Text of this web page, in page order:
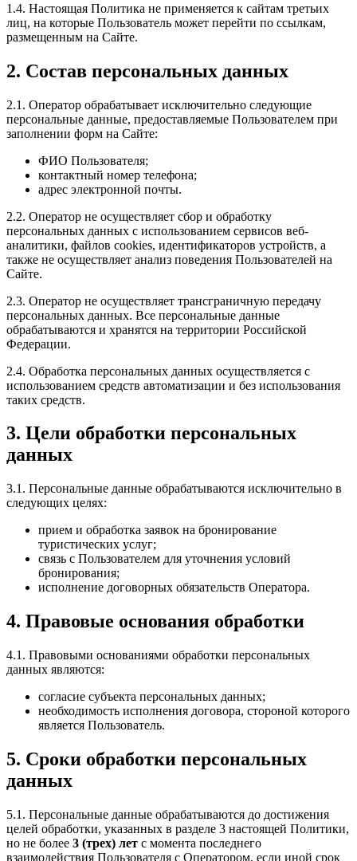
1.4. Настоящая Политика не применяется к сайтам третьих
лиц, на которые Пользователь может перейти по ссылкам,
размещенным на Сайте.
2. Состав персональных данных
2.1. Оператор обрабатывает исключительно следующие
персональные данные, предоставляемые Пользователем при
заполнении форм на Сайте:
ФИО Пользователя;
контактный номер телефона;
адрес электронной почты.
2.2. Оператор не осуществляет сбор и обработку
персональных данных с использованием сервисов веб-
аналитики, файлов cookies, идентификаторов устройств, а
также не осуществляет анализ поведения Пользователей на
Сайте.
2.3. Оператор не осуществляет трансграничную передачу
персональных данных. Все персональные данные
обрабатываются и хранятся на территории Российской
Федерации.
2.4. Обработка персональных данных осуществляется с
использованием средств автоматизации и без использования
таких средств.
3. Цели обработки персональных
данных
3.1. Персональные данные обрабатываются исключительно в
следующих целях:
прием и обработка заявок на бронирование
туристических услуг;
связь с Пользователем для уточнения условий
бронирования;
исполнение договорных обязательств Оператора.
4. Правовые основания обработки
4.1. Правовыми основаниями обработки персональных
данных являются:
согласие субъекта персональных данных;
необходимость исполнения договора, стороной которого
является Пользователь.
5. Сроки обработки персональных
данных
5.1. Персональные данные обрабатываются до достижения
целей обработки, указанных в разделе 3 настоящей Политики,
но не более 3 (трех) лет с момента последнего
взаимодействия Пользователя с Оператором, если иной срок